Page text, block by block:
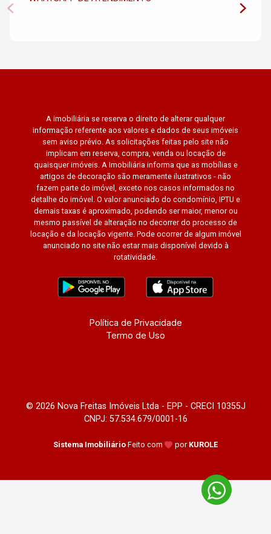
A imobiliária se reserva o direito de alterar qualquer
informação referente aos valores e dados de seus imóveis
sem aviso prévio. As solicitações feitas pelo site não
implicam em reserva, compra, venda ou locação de
quaisquer imóveis. A Imobiliária informa que as mobílias e
artigos de decoração são meramente ilustrativos - não
fazem parte do imóvel, exceto nos casos informados no
detalhe do imóvel. O valor anunciado do condomínio, IPTU e
demais taxas é aproximado, podendo ser maior, menor ou
mesmo passível de alteração no decorrer do processo de
locação e da locação vigente. Pode ocorrer de algum imóvel
anunciado no site não estar mais disponível devido à
rotatividade.
Política de Privacidade
Termo de Uso
© 2026 Nova Freitas Imóveis Ltda - EPP - CRECI 10355J
CNPJ: 57.534.679/0001-16
Sistema Imobiliário Feito com por KUROLE